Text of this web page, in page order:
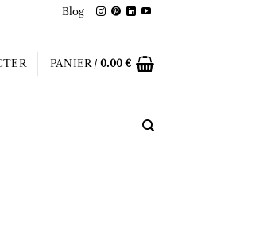
Blog
PANIER /0.00€